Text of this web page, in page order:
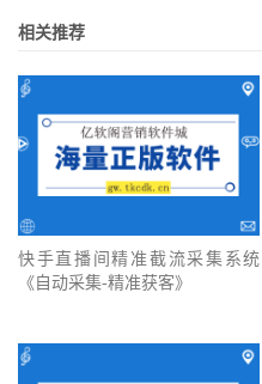
相关推荐
快手直播间精准截流采集系统
《自动采集-精准获客》